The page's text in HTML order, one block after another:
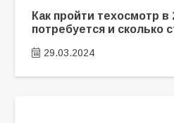
Как пройти техосмотр в
потребуется и сколько
29.03.2024